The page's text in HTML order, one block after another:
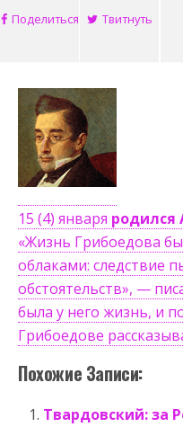
Поделиться Твитнуть
15 (4) января родился
«Жизнь Грибоедова
облаками: следствие
обстоятельств», —
была у него жизнь, и
Грибоедове
Похожие Записи:
Твардовский: за